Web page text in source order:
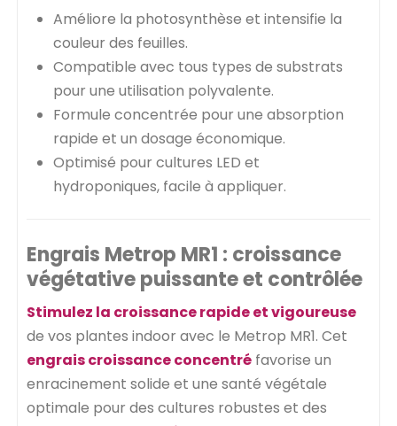
Améliore la photosynthèse et intensifie la
couleur des feuilles.
Compatible avec tous types de substrats
pour une utilisation polyvalente.
Formule concentrée pour une absorption
rapide et un dosage économique.
Optimisé pour cultures LED et
hydroponiques, facile à appliquer.
Engrais Metrop MR1 : croissance
végétative puissante et contrôlée
Stimulez la croissance rapide et vigoureuse
de vos plantes indoor avec le Metrop MR1. Cet
engrais croissance concentré favorise un
enracinement solide et une santé végétale
optimale pour des cultures robustes et des